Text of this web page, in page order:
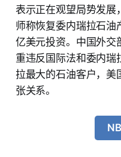
表示正在观望局势发展
师称恢复委内瑞拉石油
亿美元投资。中国外交
重违反国际法和委内瑞
拉最大的石油客户，美
张关系。